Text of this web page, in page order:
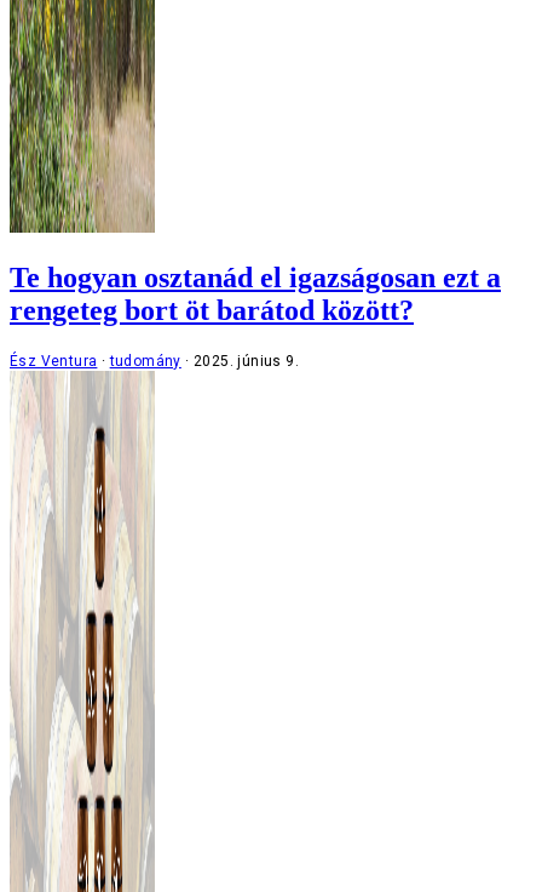
Te hogyan osztanád el igazságosan ezt a
rengeteg bort öt barátod között?
Ész Ventura tudomány 2025. június 9.